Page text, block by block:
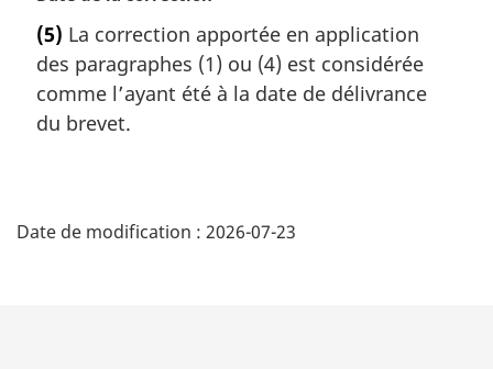
n
a
e
:
t
e
m
a
a
(5) La correction apportée en application
des paragraphes (1) ou (4) est considérée
comme l’ayant été à la date de délivrance
du brevet.
é
Date de modification : 2026-07-23